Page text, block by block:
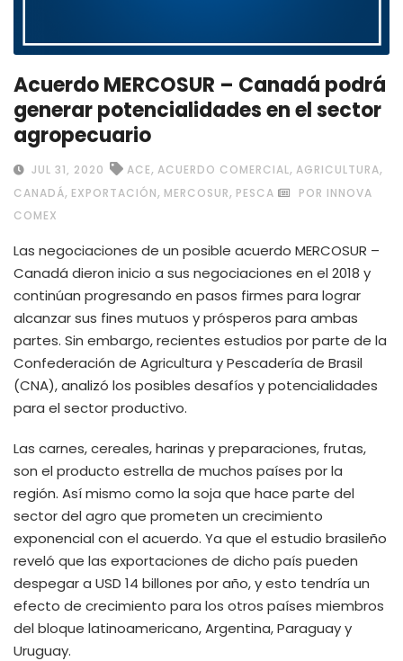
Acuerdo MERCOSUR – Canadá podrá
generar potencialidades en el sector
agropecuario
JUL 31, 2020 ACE, ACUERDO COMERCIAL, AGRICULTURA,
CANADÁ, EXPORTACIÓN, MERCOSUR, PESCA
POR INNOVA
COMEX
Las negociaciones de un posible acuerdo MERCOSUR –
Canadá dieron inicio a sus negociaciones en el 2018 y
continúan progresando en pasos firmes para lograr
alcanzar sus fines mutuos y prósperos para ambas
partes. Sin embargo, recientes estudios por parte de la
Confederación de Agricultura y Pescadería de Brasil
(CNA), analizó los posibles desafíos y potencialidades
para el sector productivo.
Las carnes, cereales, harinas y preparaciones, frutas,
son el producto estrella de muchos países por la
región. Así mismo como la soja que hace parte del
sector del agro que prometen un crecimiento
exponencial con el acuerdo. Ya que el estudio brasileño
reveló que las exportaciones de dicho país pueden
despegar a USD 14 billones por año, y esto tendría un
efecto de crecimiento para los otros países miembros
del bloque latinoamericano, Argentina, Paraguay y
Uruguay.